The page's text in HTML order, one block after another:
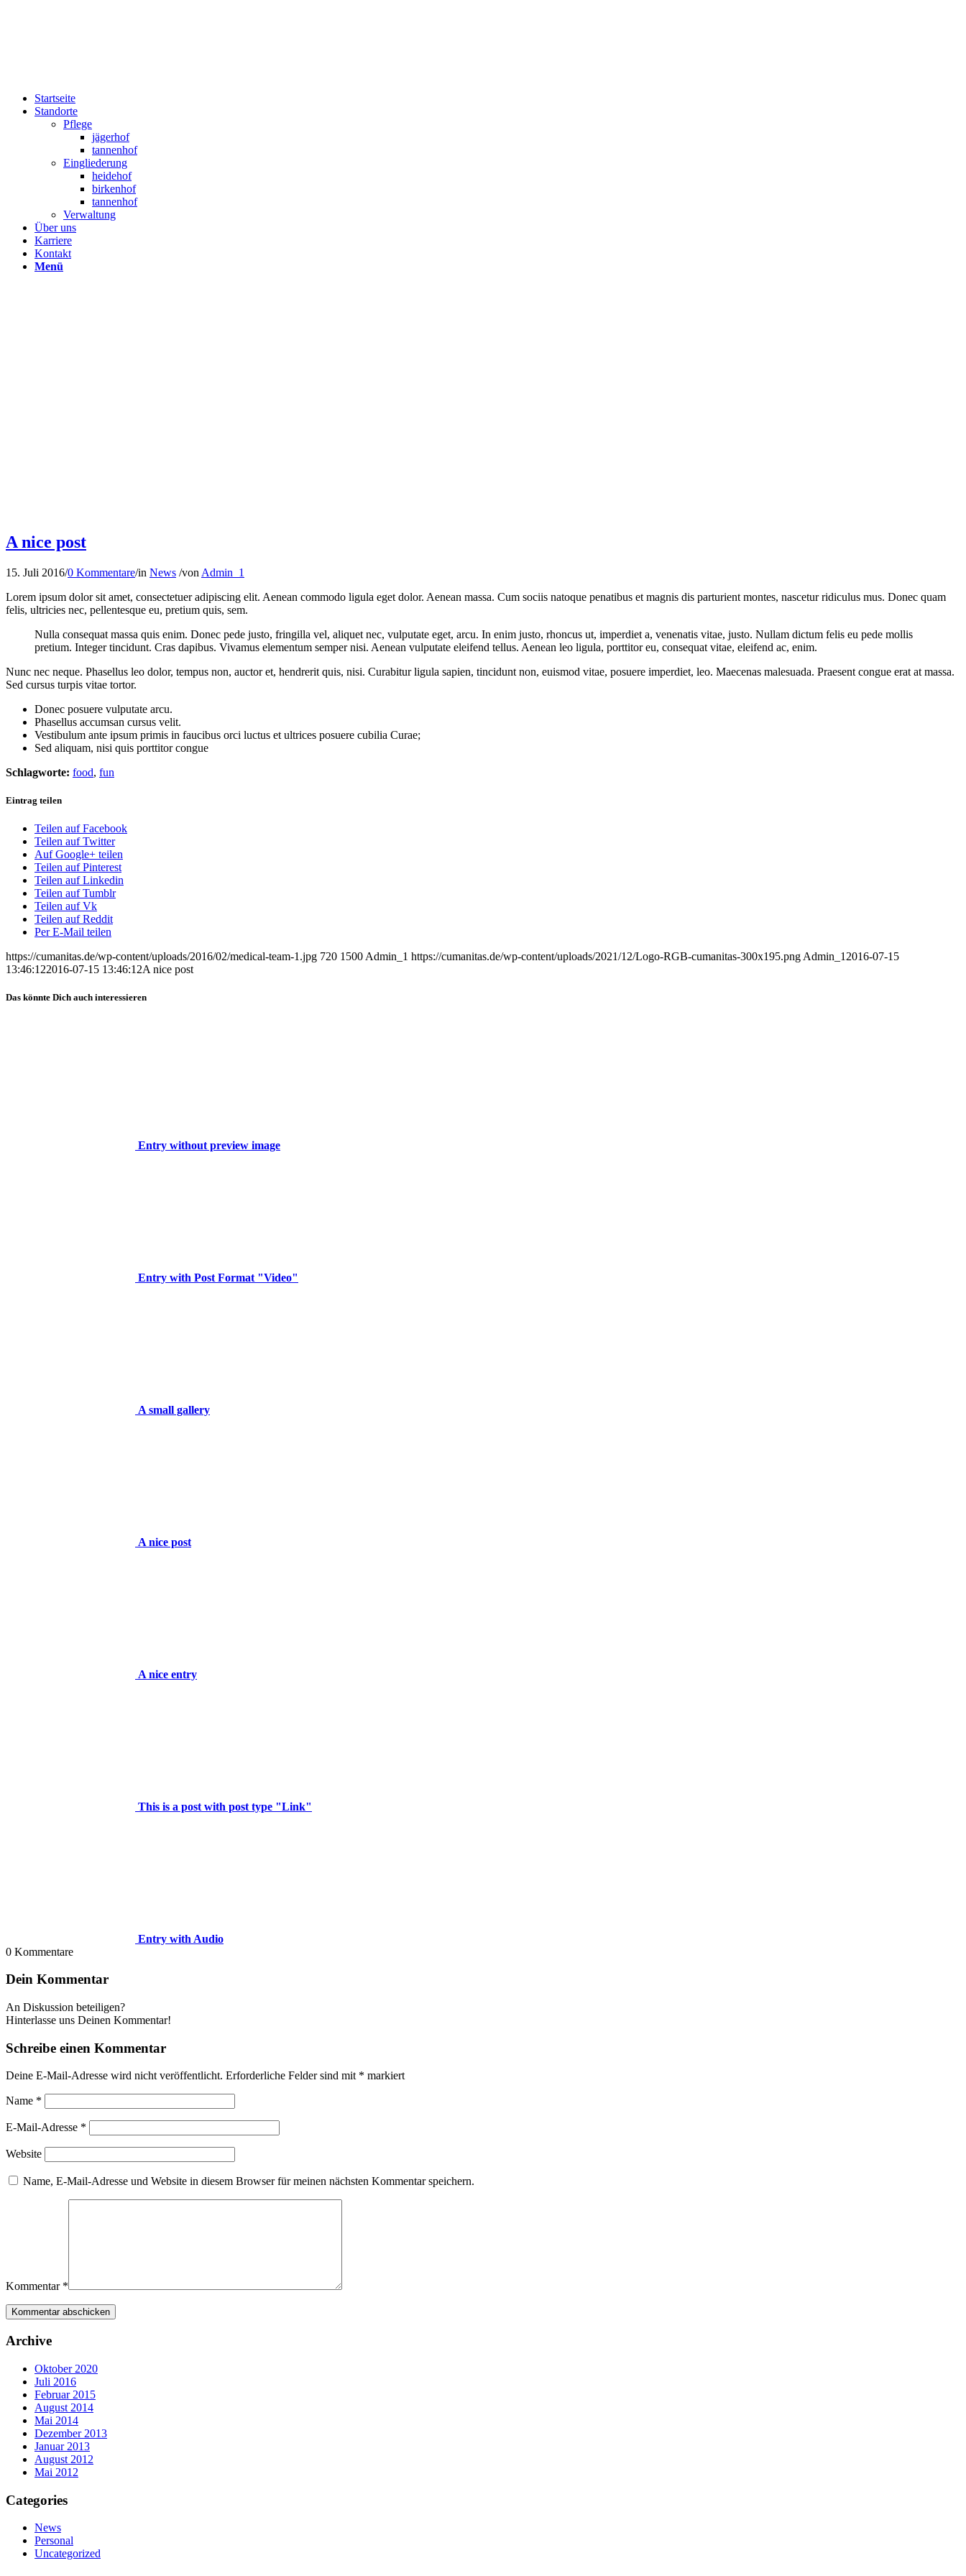
Startseite
Standorte
Pflege
jägerhof
tannenhof
Eingliederung
heidehof
birkenhof
tannenhof
Verwaltung
Über uns
Karriere
Kontakt
Menü
A nice post
15. Juli 2016/0 Kommentare/in News /von Admin_1
Lorem ipsum dolor sit amet, consectetuer adipiscing elit. Aenean commodo ligula eget dolor. Aenean massa. Cum sociis natoque penatibus et magnis dis parturient montes, nascetur ridiculus mus. Donec quam
felis, ultricies nec, pellentesque eu, pretium quis, sem.
Nulla consequat massa quis enim. Donec pede justo, fringilla vel, aliquet nec, vulputate eget, arcu. In enim justo, rhoncus ut, imperdiet a, venenatis vitae, justo. Nullam dictum felis eu pede mollis
pretium. Integer tincidunt. Cras dapibus. Vivamus elementum semper nisi. Aenean vulputate eleifend tellus. Aenean leo ligula, porttitor eu, consequat vitae, eleifend ac, enim.
Nunc nec neque. Phasellus leo dolor, tempus non, auctor et, hendrerit quis, nisi. Curabitur ligula sapien, tincidunt non, euismod vitae, posuere imperdiet, leo. Maecenas malesuada. Praesent congue erat at massa.
Sed cursus turpis vitae tortor.
Donec posuere vulputate arcu.
Phasellus accumsan cursus velit.
Vestibulum ante ipsum primis in faucibus orci luctus et ultrices posuere cubilia Curae;
Sed aliquam, nisi quis porttitor congue
Schlagworte: food, fun
Eintrag teilen
Teilen auf Facebook
Teilen auf Twitter
Auf Google+ teilen
Teilen auf Pinterest
Teilen auf Linkedin
Teilen auf Tumblr
Teilen auf Vk
Teilen auf Reddit
Per E-Mail teilen
https://cumanitas.de/wp-content/uploads/2016/02/medical-team-1.jpg 720 1500 Admin_1 https://cumanitas.de/wp-content/uploads/2021/12/Logo-RGB-cumanitas-300x195.png Admin_1 2016-07-15
13:46:122016-07-15 13:46:12A nice post
Das könnte Dich auch interessieren
Entry without preview image
Entry with Post Format "Video"
A small gallery
A nice post
A nice entry
This is a post with post type "Link"
Entry with Audio
0 Kommentare
Dein Kommentar
An Diskussion beteiligen?
Hinterlasse uns Deinen Kommentar!
Schreibe einen Kommentar
Deine E-Mail-Adresse wird nicht veröffentlicht. Erforderliche Felder sind mit * markiert
Name *
E-Mail-Adresse *
Website
Name, E-Mail-Adresse und Website in diesem Browser für meinen nächsten Kommentar speichern.
Kommentar *
Archive
Oktober 2020
Juli 2016
Februar 2015
August 2014
Mai 2014
Dezember 2013
Januar 2013
August 2012
Mai 2012
Categories
News
Personal
Uncategorized